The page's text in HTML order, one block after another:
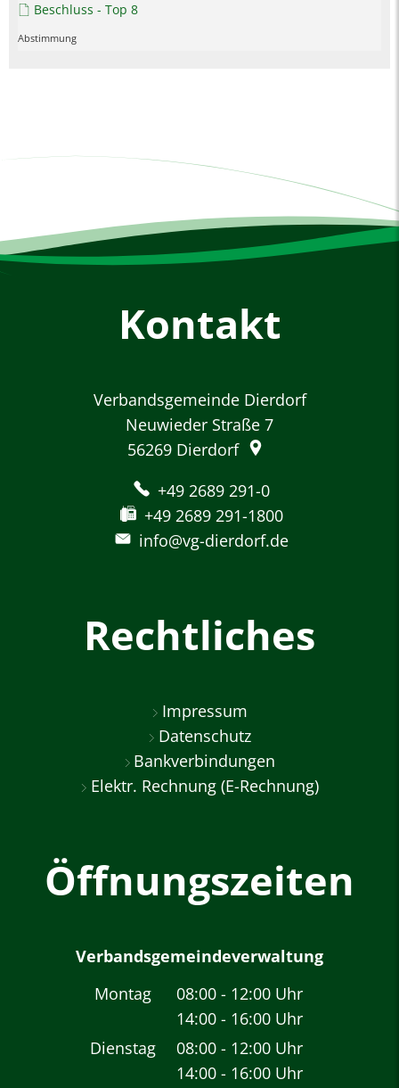
Beschluss - Top 8
Kontakt
Verbandsgemeinde Dierdorf
Neuwieder Straße 7
56269 Dierdorf
+49 2689 291-0
+49 2689 291-1800
info@vg-dierdorf.de
Rechtliches
Impressum
Datenschutz
Bankverbindungen
Elektr. Rechnung (E-Rechnung)
Öffnungszeiten
Verbandsgemeindeverwaltung
Montag
08:00 - 12:00 Uhr
Von 08:00 bis 12:00
14:00 - 16:00 Uhr
Von 14:00 bis 16:00
Dienstag 08:00 - 12:00 Uhr
Von 08:00 bis 12:00
14:00 - 16:00 Uhr